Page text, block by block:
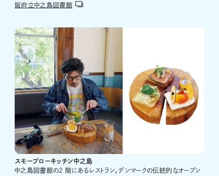
阪府立中之島図書館
スモーブローキッチン中之島
中之島図書館の2 階にあるレストラン。デンマークの伝統的なオープン